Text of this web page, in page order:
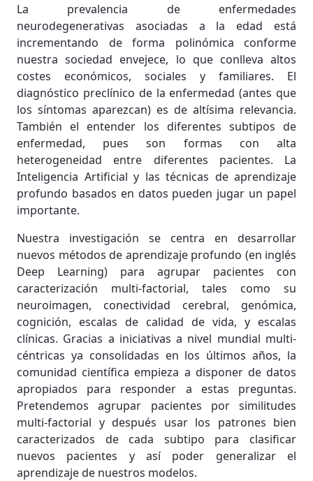
La prevalencia de enfermedades
neurodegenerativas asociadas a la edad está
incrementando de forma polinómica conforme
nuestra sociedad envejece, lo que conlleva altos
costes económicos, sociales y familiares. El
diagnóstico preclínico de la enfermedad (antes que
los síntomas aparezcan) es de altísima relevancia.
También el entender los diferentes subtipos de
enfermedad, pues son formas con alta
heterogeneidad entre diferentes pacientes. La
Inteligencia Artificial y las técnicas de aprendizaje
profundo basados en datos pueden jugar un papel
importante.
Nuestra investigación se centra en desarrollar
nuevos métodos de aprendizaje profundo (en inglés
Deep Learning) para agrupar pacientes con
caracterización multi-factorial, tales como su
neuroimagen, conectividad cerebral, genómica,
cognición, escalas de calidad de vida, y escalas
clínicas. Gracias a iniciativas a nivel mundial multi-
céntricas ya consolidadas en los últimos años, la
comunidad científica empieza a disponer de datos
apropiados para responder a estas preguntas.
Pretendemos agrupar pacientes por similitudes
multi-factorial y después usar los patrones bien
caracterizados de cada subtipo para clasificar
nuevos pacientes y así poder generalizar el
aprendizaje de nuestros modelos.